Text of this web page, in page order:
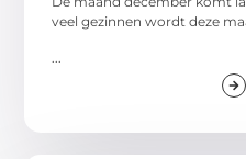
veel gezinnen wordt deze